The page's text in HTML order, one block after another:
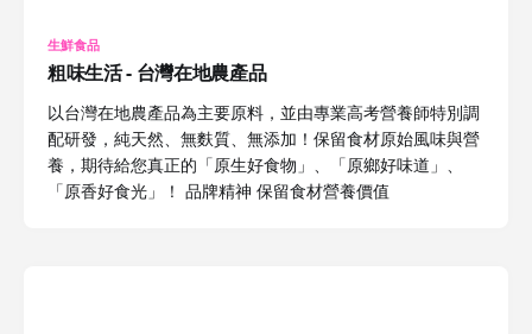
生鮮食品
粗味生活 - 台灣在地農產品
以台灣在地農產品為主要原料，並由專業高考營養師特別調
配研發，純天然、無麩質、無添加！保留食材原始風味與營
養，期待給您真正的「原生好食物」、「原鄉好味道」、
「原香好食光」！ 品牌精神 保留食材營養價值